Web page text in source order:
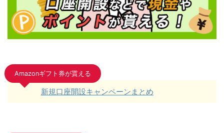
Amazonギフト券が貰える
新規口座開設キャンペーンまとめ